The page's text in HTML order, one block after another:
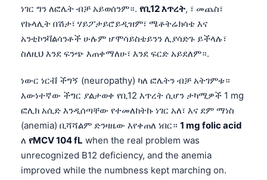
ነገር ግን ለፎሌት ብቻ አይወሰንም።. የቢ12 እጥረት, ፣ መጨስ፣
የኩላሊት በሽታ፣ ሃይፖታይሮይዲዝም፣ ሜቶትሬክሳቴ እና
አንቲኮንቫልሳንቶች ሁሉም ሆሞሳይስቴይንን ሊያሳድጉ ይችላሉ፣
ስለዚህ እንደ ፍንጭ እጠቀማለሁ፣ እንደ ፍርድ አይደለም።.
ነውር ነርቭ ችግኝ (neuropathy) ካለ ፎሌትን ብቻ አትገምቱ።
እውነተኛው ችግር ያልታወቀ የቢ12 እጥረት ሲሆን ታካሚዎች 1 mg
ፎሊክ አሲድ እንዲሰጣቸው የተመለከትኩ ነገር አለ፣ እና ደም ማነስ
(anemia) ቢሻሻልም ድንዛዜው እየቀጠለ ነበር። 1 mg folic acid
ለ የMCV 104 fL when the real problem was
unrecognized B12 deficiency, and the anemia
improved while the numbness kept marching on.